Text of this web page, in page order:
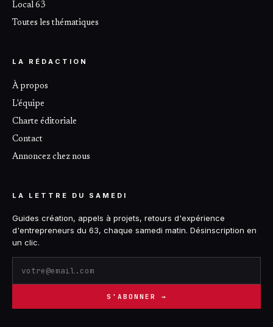
Local 63
Toutes les thématiques
LA RÉDACTION
À propos
L'équipe
Charte éditoriale
Contact
Annoncez chez nous
LA LETTRE DU SAMEDI
Guides création, appels à projets, retours d'expérience
d'entrepreneurs du 63, chaque samedi matin. Désinscription en
un clic.
S'ABONNER →